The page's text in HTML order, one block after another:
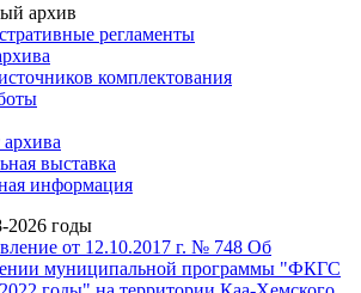
архив
регламенты
комплектования
выставка
информация
годы
от 12.10.2017 г. № 748 Об
муниципальной программы "ФКГС